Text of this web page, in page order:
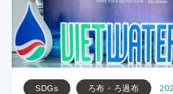
SDGs ろ布・ろ過布